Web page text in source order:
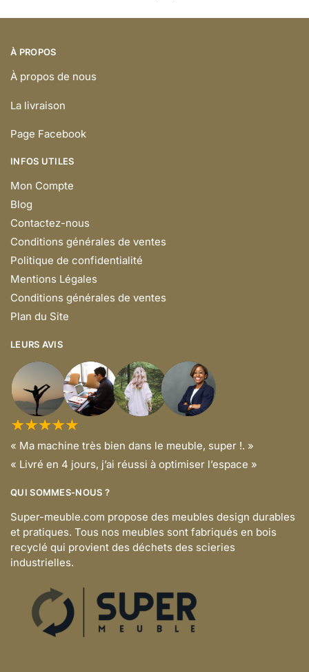
À PROPOS
À propos de nous
La livraison
Page Facebook
INFOS UTILES
Mon Compte
Blog
Contactez-nous
Conditions générales de ventes
Politique de confidentialité
Mentions Légales
Conditions générales de ventes
Plan du Site
LEURS AVIS
« Ma machine très bien dans le meuble, super !. »
« Livré en 4 jours, j’ai réussi à optimiser l’espace »
QUI SOMMES-NOUS ?
Super-meuble.com propose des meubles design durables
et pratiques. Tous nos meubles sont fabriqués en bois
recyclé qui provient des déchets des scieries
industrielles.